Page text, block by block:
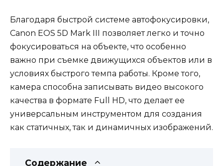
Благодаря быстрой системе автофокусировки,
Canon EOS 5D Mark III позволяет легко и точно
фокусироваться на объекте, что особенно
важно при съемке движущихся объектов или в
условиях быстрого темпа работы. Кроме того,
камера способна записывать видео высокого
качества в формате Full HD, что делает ее
универсальным инструментом для создания
как статичных, так и динамичных изображений.
Содержание